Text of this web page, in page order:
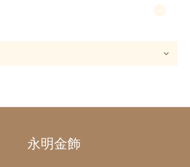
永明金飾